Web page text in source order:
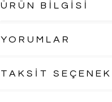
ÜRÜN BİLGİSİ
YORUMLAR
TAKSİT